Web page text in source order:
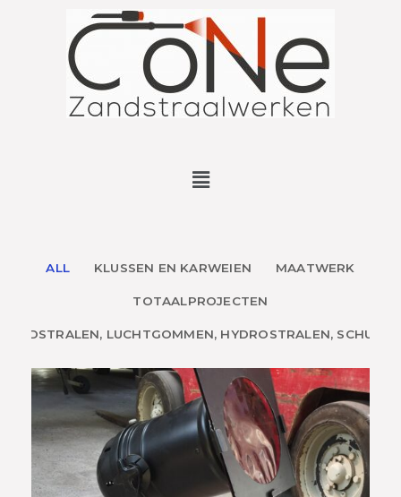
ALL KLUSSEN EN KARWEIEN MAATWERK
TOTAALPROJECTEN
ZANDSTRALEN, LUCHTGOMMEN, HYDROSTRALEN, SCHUREN